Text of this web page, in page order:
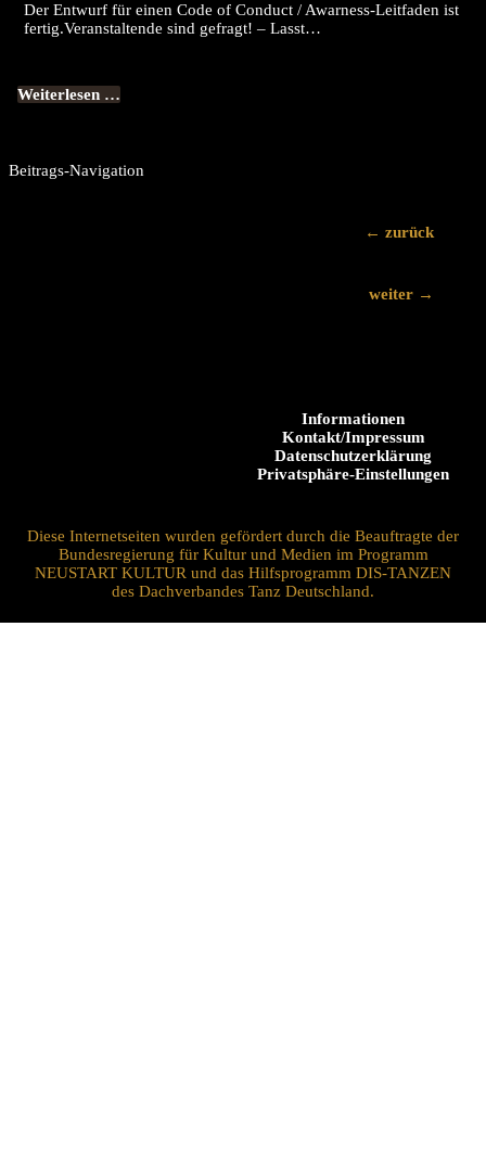
Der Entwurf für einen Code of Conduct / Awarness-Leitfaden ist
fertig.Veranstaltende sind gefragt! – Lasst…
Weiterlesen …
Beitrags-Navigation
← zurück
weiter →
Informationen
Kontakt/Impressum
Datenschutzerklärung
Privatsphäre-Einstellungen
Diese Internetseiten wurden gefördert durch die Beauftragte der
Bundesregierung für Kultur und Medien im Programm
NEUSTART KULTUR und das Hilfsprogramm DIS-TANZEN
des Dachverbandes Tanz Deutschland.